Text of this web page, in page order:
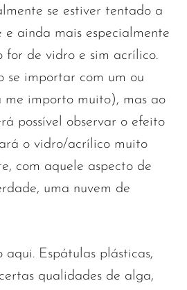
se estiver tentado a
e ainda mais especialmente
for de vidro e sim acrílico.
se importar com um ou
me importo muito), mas ao
possível observar o efeito
o vidro/acrílico muito
com aquele aspecto de
uma nuvem de
Espátulas plásticas,
qualidades de alga,